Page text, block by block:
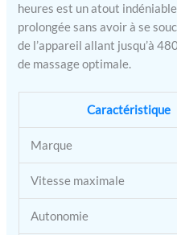
heures est un atout
prolongée sans avoir à se
de l’appareil allant jusqu’à
de massage optimale.
Caractéristique
Marque
Vitesse maximale
Autonomie